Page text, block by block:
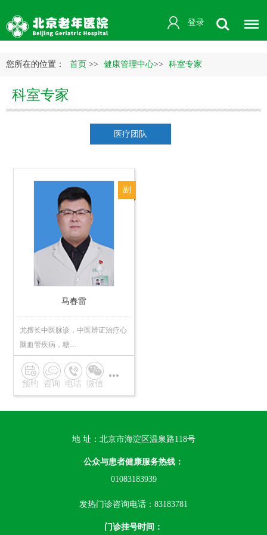
登录
您所在的位置： 首页 >> 健康管理中心>> 科室专家
科室专家
医疗团队
马春雷
尤擅长中医脉诊，中医辨证治疗心
脑血管疾病，糖…
副
预约 咨询 电话 微信
地 址：北京市海淀区温泉路118号
公众与患者健康服务热线：
01083183939
发热门诊咨询电话：83183781
门诊挂号时间：